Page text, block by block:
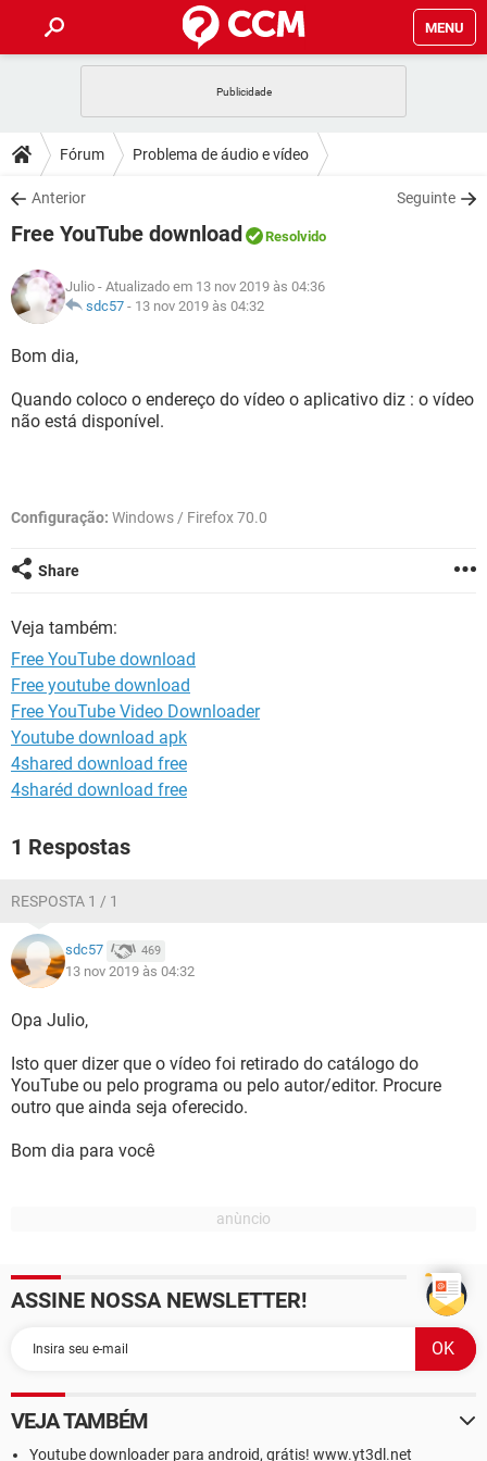
MENU
CELULAR FACEBOOK
OUTLOOK
INSTAGRAM GMAIL
GUIA DE COMPRAS
DICAS
JOGOS WHATSAPP
INSTAGRAM GMAIL
GUIA DE COMPRAS
DOWNLOADS
JOGOS WHATSAPP
CELULAR
OUTLOOK EXCEL
INSTAGRAM
JOGOS WHATSAPP
CELULAR
OUTLOOK
INSTAGRAM GMAIL
GLOSSÁRIO
JOGOS
OUTLOOK
Fórum Problema de áudio e vídeo
Anterior Seguinte
Free YouTube download Resolvido
Julio - Atualizado em 13 nov 2019 às 04:36
sdc57 - 13 nov 2019 às 04:32
Bom dia,
Quando coloco o endereço do vídeo o aplicativo diz : o vídeo
não está disponível.
Configuração: Windows / Firefox 70.0
Share
Veja também:
Free YouTube download
Free youtube download
Free YouTube Video Downloader
Youtube download apk
4shared download free
4sharéd download free
1 Respostas
RESPOSTA 1 / 1
sdc57 469
13 nov 2019 às 04:32
Opa Julio,
Isto quer dizer que o vídeo foi retirado do catálogo do
YouTube ou pelo programa ou pelo autor/editor. Procure
outro que ainda seja oferecido.
Bom dia para você
ASSINE NOSSA NEWSLETTER!
VEJA TAMBÉM
Youtube downloader para android, grátis! www.yt3dl.net